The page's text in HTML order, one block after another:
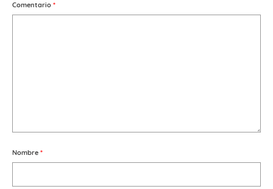
Comentario *
Nombre *